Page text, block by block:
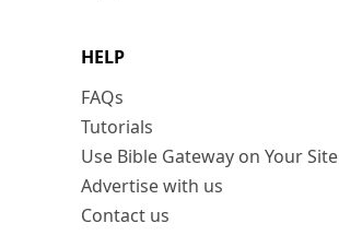
HELP
FAQs
Tutorials
Use Bible Gateway on Your Site
Advertise with us
Contact us